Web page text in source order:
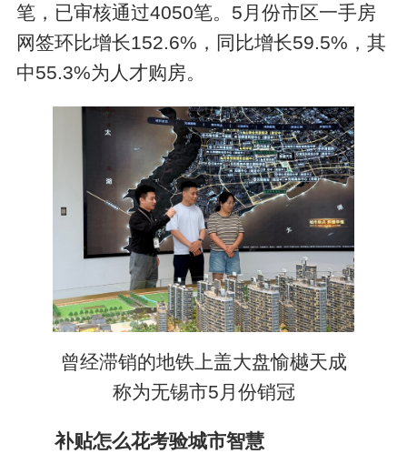
笔，已审核通过4050笔。5月份市区一手房
网签环比增长152.6%，同比增长59.5%，其
中55.3%为人才购房。
曾经滞销的地铁上盖大盘愉樾天成
称为无锡市5月份销冠
补贴怎么花考验城市智慧